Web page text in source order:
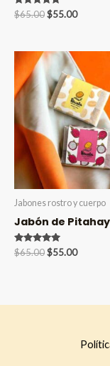
Valorado en
5.00
$65.00Original
$65.00.
$55.00Current
$55.00.
Jabones rostro y cuerpo
Jabón de
Valorado en
5.00
$65.00Original
$55.00Current